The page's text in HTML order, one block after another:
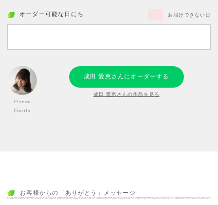
オーダー可能な日にち お届けできない日
Manae
Narita
成田 愛恵さんにオーダーする
成田 愛恵さんの作品を見る
お客様からの「ありがとう」メッセージ